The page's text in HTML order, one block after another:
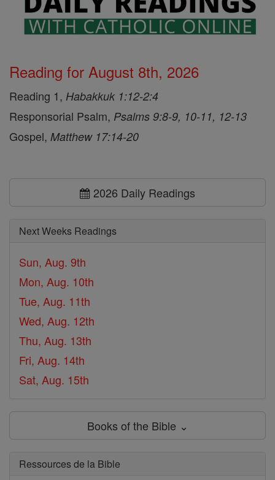
Reading for August 8th, 2026
Reading 1, Habakkuk 1:12-2:4
Responsorial Psalm, Psalms 9:8-9, 10-11, 12-13
Gospel, Matthew 17:14-20
2026 Daily Readings
Next Weeks Readings
Sun, Aug. 9th
Mon, Aug. 10th
Tue, Aug. 11th
Wed, Aug. 12th
Thu, Aug. 13th
Fri, Aug. 14th
Sat, Aug. 15th
Books of the Bible ⌄
Ressources de la Bible